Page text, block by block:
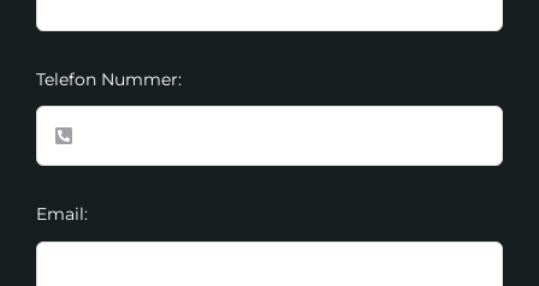
Telefon Nummer:
Email: